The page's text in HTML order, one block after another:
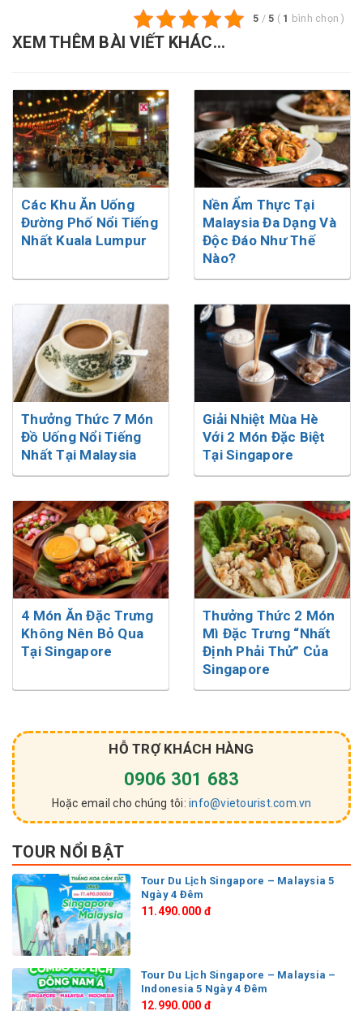
5 / 5 ( 1 bình chọn)
XEM THÊM BÀI VIẾT KHÁC...
Các Khu Ăn Uống
Đường Phố Nổi Tiếng
Nhất Kuala Lumpur
Nền Ẩm Thực Tại
Malaysia Đa Dạng Và
Độc Đáo Như Thế
Nào?
Thưởng Thức 7 Món
Đồ Uống Nổi Tiếng
Nhất Tại Malaysia
Giải Nhiệt Mùa Hè
Với 2 Món Đặc Biệt
Tại Singapore
4 Món Ăn Đặc Trưng
Không Nên Bỏ Qua
Tại Singapore
Thưởng Thức 2 Món
Mì Đặc Trưng “Nhất
Định Phải Thử” Của
Singapore
HỖ TRỢ KHÁCH HÀNG
0906 301 683
Hoặc email cho chúng tôi: info@vietourist.com.vn
TOUR NỔI BẬT
Tour Du Lịch Singapore – Malaysia 5
Ngày 4 Đêm
11.490.000 đ
Tour Du Lịch Singapore – Malaysia –
Indonesia 5 Ngày 4 Đêm
12.990.000 đ